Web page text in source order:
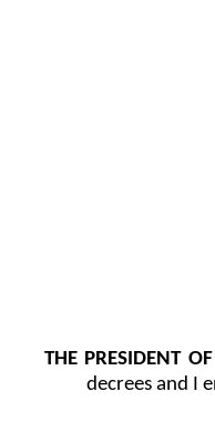
THE PRESIDENT
decrees and I